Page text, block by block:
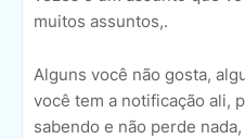
muitos assuntos,.
Alguns você não gosta,
você tem a notificação ali,
sabendo e não perde